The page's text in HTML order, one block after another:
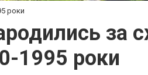
роки
за
1995 роки